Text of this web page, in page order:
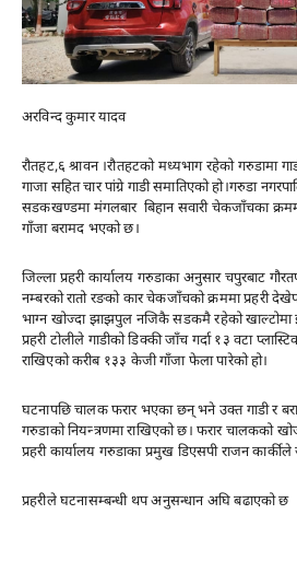
अरविन्द कुमार यादव
रौतहट,६ श्रावन ।रौतहटको मध्यभाग रहेको गरुडामा
गाजा सहित चार पांग्रे गाडी समातिएको हो।गरुडा
सडकखण्डमा मंगलबार बिहान सवारी चेकजाँचका
गाँजा बरामद भएको छ।
जिल्ला प्रहरी कार्यालय गरुडाका अनुसार चपुरबाट
नम्बरको रातो रङको कार चेकजाँचको क्रममा प्रहरी
भाग्न खोज्दा झाझपुल नजिकै सडकमै रहेको खाल्टोमा
प्रहरी टोलीले गाडीको डिक्की जाँच गर्दा १३ वटा
राखिएको करीब १३३ केजी गाँजा फेला पारेको हो।
घटनापछि चालक फरार भएका छन् भने उक्त गाडी र
गरुडाको नियन्त्रणमा राखिएको छ। फरार चालकको
प्रहरी कार्यालय गरुडाका प्रमुख डिएसपी राजन कार्कीले
प्रहरीले घटनासम्बन्धी थप अनुसन्धान अघि बढाएको छ